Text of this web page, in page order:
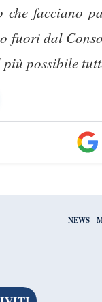
facciano
fuori dal
possibile
NEWS